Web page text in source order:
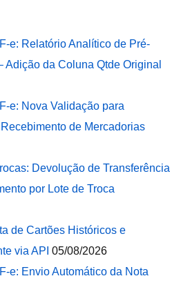
e: Relatório Analítico de Pré-
Adição da Coluna Qtde Original
e: Nova Validação para
de Mercadorias
Devolução de Transferência
por Lote de Troca
de Cartões Históricos e
via API 05/08/2026
e: Envio Automático da Nota